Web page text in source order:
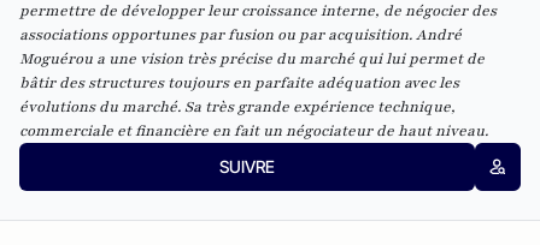
permettre de développer leur croissance interne, de négocier des
associations opportunes par fusion ou par acquisition. André
Moguérou a une vision très précise du marché qui lui permet de
bâtir des structures toujours en parfaite adéquation avec les
évolutions du marché. Sa très grande expérience technique,
commerciale et financière en fait un négociateur de haut niveau.
SUIVRE